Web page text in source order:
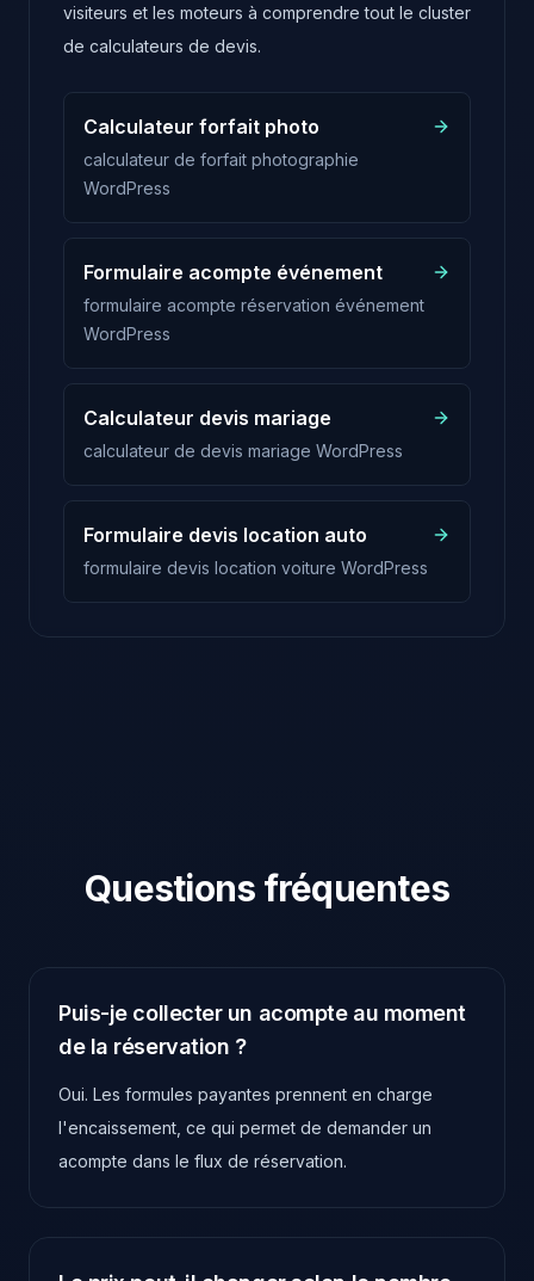
visiteurs et les moteurs à comprendre tout le cluster
de calculateurs de devis.
Calculateur forfait photo
calculateur de forfait photographie
WordPress
Formulaire acompte événement
formulaire acompte réservation événement
WordPress
Calculateur devis mariage
calculateur de devis mariage WordPress
Formulaire devis location auto
formulaire devis location voiture WordPress
Questions fréquentes
Puis-je collecter un acompte au moment
de la réservation ?
Oui. Les formules payantes prennent en charge
l'encaissement, ce qui permet de demander un
acompte dans le flux de réservation.